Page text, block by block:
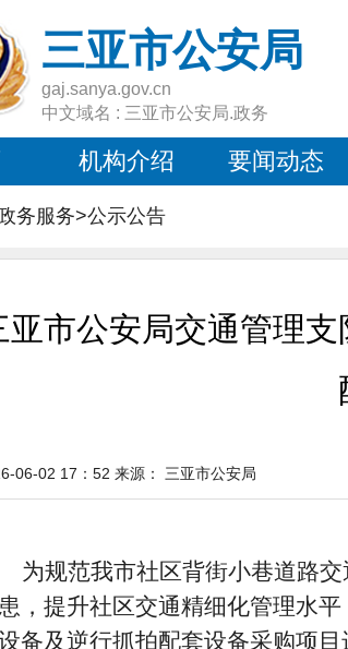
三亚市公安局
gaj.sanya.gov.cn
中文域名 : 三亚市公安局.政务
机构介绍 要闻动态
务服务>公示公告
亚市公安局交通管理
06-02 17：52 来源： 三亚市公安局
为规范我市社区背街小巷道路
，提升社区交通精细化管理水
备及逆行抓拍配套设备采购项目